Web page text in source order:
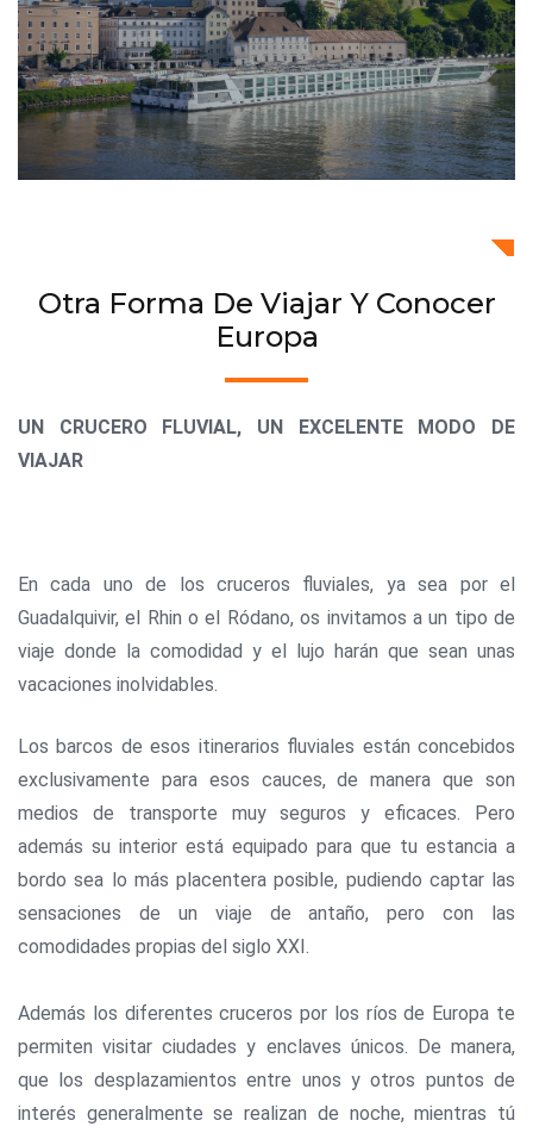
Otra Forma De Viajar Y Conocer
Europa
UN CRUCERO FLUVIAL, UN EXCELENTE MODO DE
VIAJAR
En cada uno de los cruceros fluviales, ya sea por el
Guadalquivir, el Rhin o el Ródano, os invitamos a un tipo de
viaje donde la comodidad y el lujo harán que sean unas
vacaciones inolvidables.
Los barcos de esos itinerarios fluviales están concebidos
exclusivamente para esos cauces, de manera que son
medios de transporte muy seguros y eficaces. Pero
además su interior está equipado para que tu estancia a
bordo sea lo más placentera posible, pudiendo captar las
sensaciones de un viaje de antaño, pero con las
comodidades propias del siglo XXI.
Además los diferentes cruceros por los ríos de Europa te
permiten visitar ciudades y enclaves únicos. De manera,
que los desplazamientos entre unos y otros puntos de
interés generalmente se realizan de noche, mientras tú